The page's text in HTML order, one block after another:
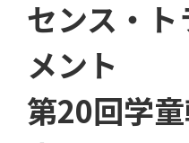
センス・
メント
第20回学